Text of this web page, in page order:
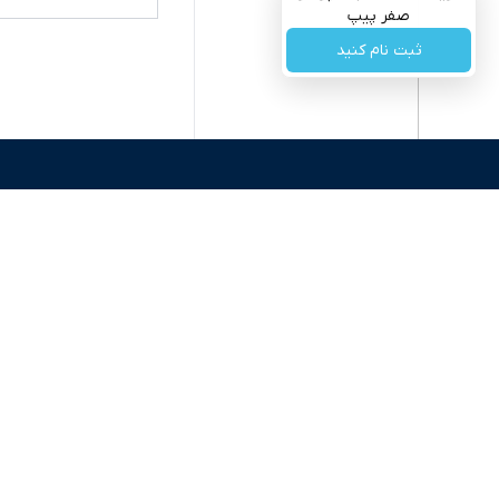
صفر پیپ
ثبت نام کنید